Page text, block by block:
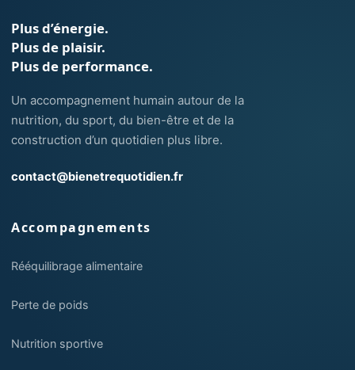
Plus d’énergie.
Plus de plaisir.
Plus de performance.
Un accompagnement humain autour de la
nutrition, du sport, du bien-être et de la
construction d’un quotidien plus libre.
contact@bienetrequotidien.fr
Accompagnements
Rééquilibrage alimentaire
Perte de poids
Nutrition sportive